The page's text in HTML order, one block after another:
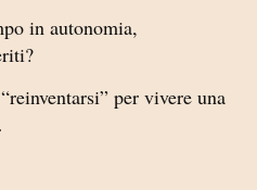
in autonomia,
per vivere una